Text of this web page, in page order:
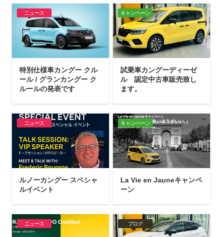
ニュース
特別仕様車カングー クル
ール / グランカングー ク
ルールの発表です
キャンペーン
試乗車カングーディーゼ
ル 認定中古車販売致し
ます。
ニュース
ルノーカングー スペシャ
ルイベント
キャンペーン
La Vie en Jauneキャンペ
ーン
ニュース ブログ